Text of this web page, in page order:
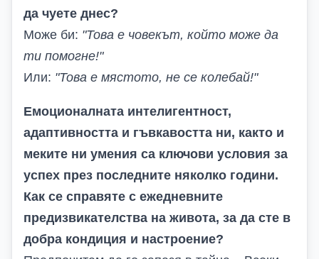
да чуете днес?
Може би: "Това е човекът, който може да
ти помогне!"
Или: "Това е мястото, не се колебай!"
Емоционалната интелигентност,
адаптивността и гъвкавостта ни, както и
меките ни умения са ключови условия за
успех през последните няколко години.
Как се справяте с ежедневните
предизвикателства на живота, за да сте в
добра кондиция и настроение?